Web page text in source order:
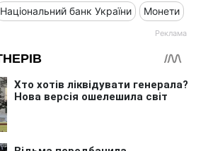
Національний банк України Монети